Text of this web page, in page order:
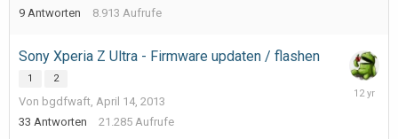
9 Antworten 8.913 Aufrufe
Sony Xperia Z Ultra - Firmware updaten / flashen
1 2
Von bgdfwaft, April 14, 2013
33 Antworten 21.285 Aufrufe
May